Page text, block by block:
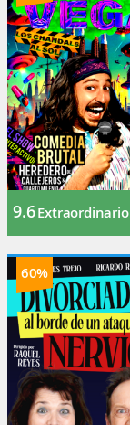
9.6Extraordinario
60%